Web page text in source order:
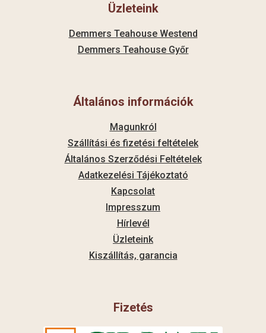
Üzleteink
Demmers Teahouse Westend
Demmers Teahouse Győr
Általános információk
Magunkról
Szállítási és fizetési feltételek
Általános Szerződési Feltételek
Adatkezelési Tájékoztató
Kapcsolat
Impresszum
Hírlevél
Üzleteink
Kiszállítás, garancia
Fizetés